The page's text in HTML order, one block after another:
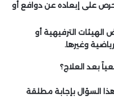
على إبعاده عن دوافع أو
الترفيهية أو
وغيرها.
بعد العلاج؟
السؤال بإجابة مطلقة